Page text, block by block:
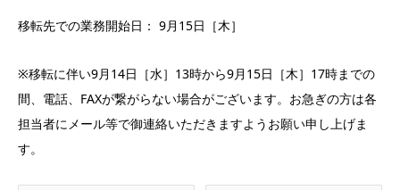
移転先での業務開始日： 9月15日［木］
※移転に伴い9月14日［水］13時から9月15日［木］17時までの
間、電話、FAXが繋がらない場合がございます。お急ぎの方は各
担当者にメール等で御連絡いただきますようお願い申し上げま
す。